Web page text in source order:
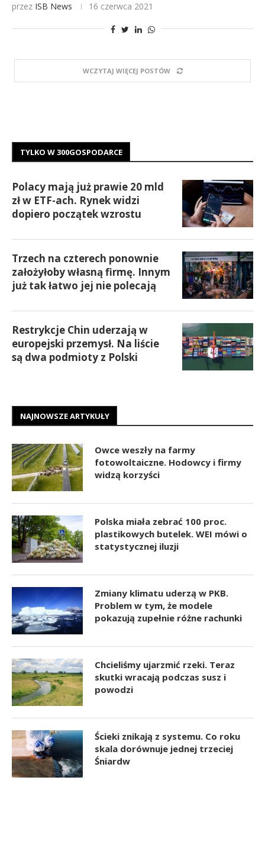
przez ISB News 16 czerwca 2021
WCZYTAJ WIĘCEJ POSTÓW
TYLKO W 300GOSPODARCE
Polacy mają już prawie 20 mld
zł w ETF-ach. Rynek widzi
dopiero początek wzrostu
Trzech na czterech ponownie
założyłoby własną firmę. Innym
już tak łatwo jej nie polecają
Restrykcje Chin uderzają w
europejski przemysł. Na liście
są dwa podmioty z Polski
NAJNOWSZE ARTYKUŁY
Owce weszły na farmy
fotowoltaiczne. Hodowcy i firmy
widzą korzyści
Polska miała zebrać 100 proc.
plastikowych butelek. WEI mówi o
statystycznej iluzji
Zmiany klimatu uderzą w PKB.
Problem w tym, że modele
pokazują zupełnie różne rachunki
Chcieliśmy ujarzmić rzeki. Teraz
skutki wracają podczas susz i
powodzi
Ścieki znikają z systemu. Co roku
skala dorównuje jednej trzeciej
Śniardw